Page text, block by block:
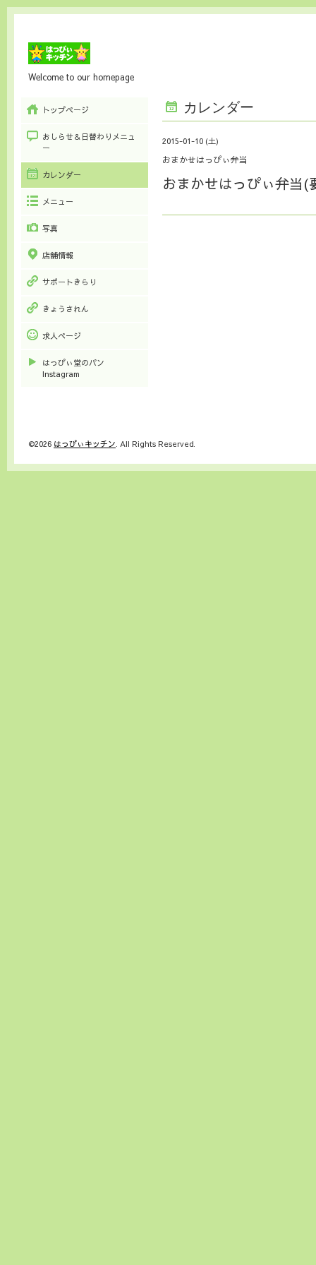
Welcome to our homepage
カレンダー
2015-01-10 (土)
おまかせはっぴぃ弁当
おまかせはっぴぃ弁当
トップページ
おしらせ＆日替わりメニュ
ー
カレンダー
メニュー
写真
店舗情報
サポートきらり
きょうされん
求人ページ
はっぴぃ堂のパン
Instagram
©2026 はっぴぃキッチン. All Rights Reserved.